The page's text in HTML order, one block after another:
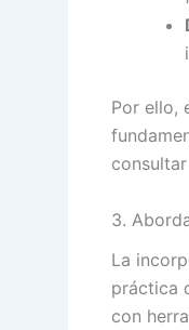
Por ello,
consultar
3.
La
práctica
con